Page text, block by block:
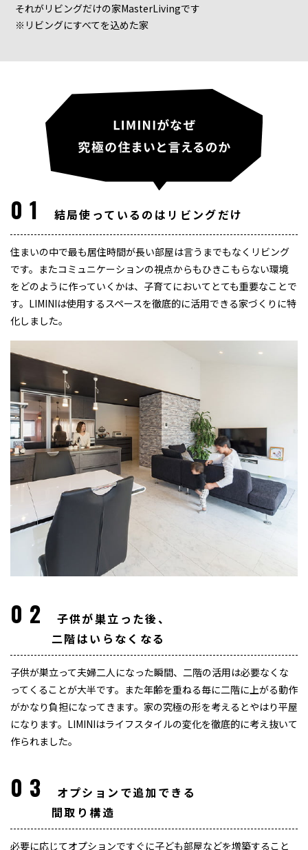
それがリビングだけの家MasterLivingです
※リビングにすべてを込めた家
01 結局使っているのはリビングだけ
住まいの中で最も居住時間が長い部屋は言うまでもなくリビング
です。 またコミュニケーションの視点からもひきこもらない環境
をどのように作っていくかは、子育てにおいてとても重要なことで
す。LIMINIは使用するスペースを徹底的に活用できる家づくりに特
化しました。
02
子供が巣立った後、
二階はいらなくなる
子供が巣立って夫婦二人になった瞬間、二階の活用は必要なくな
ってくることが大半です。また年齢を重ねる毎に二階に上がる動作
がかなり負担になってきます。家の究極の形を考えるとやはり平屋
になります。LIMINIはライフスタイルの変化を徹底的に考え抜いて
作られました。
03
オプションで追加できる
間取り構造
必要に応じてオプションですぐに子ども部屋などを増築すること